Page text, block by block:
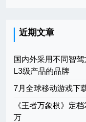
近期文章
国内外采用不同智
L3级产品的品牌
7月全球移动游戏下
《王者万象棋》定
万